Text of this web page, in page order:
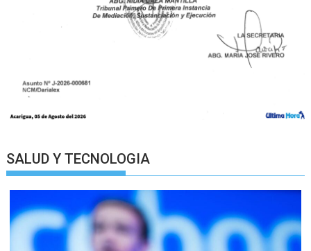
SALUD Y TECNOLOGIA